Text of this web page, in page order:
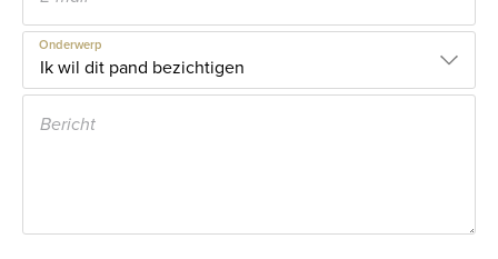
Onderwerp